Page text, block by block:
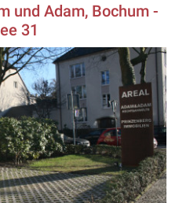
und Adam, Bochum -
31